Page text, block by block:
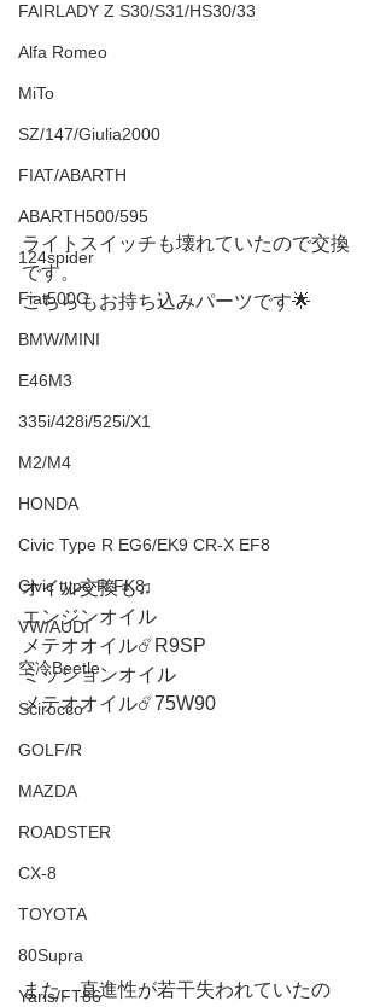
FAIRLADY Z S30/S31/HS30/33
Alfa Romeo
MiTo
SZ/147/Giulia2000
FIAT/ABARTH
ABARTH500/595
124spider
Fiat500C
BMW/MINI
E46M3
335i/428i/525i/X1
M2/M4
HONDA
Civic Type R EG6/EK9 CR-X EF8
Civic type R FK8
VW/AUDI
空冷Beetle
Scirocco
GOLF/R
MAZDA
ROADSTER
CX-8
TOYOTA
80Supra
Yaris/FT86
ライトスイッチも壊れていたので交換
です。
こちらもお持ち込みパーツです🌟
オイル交換も♫
エンジンオイル
メテオオイル☄️R9SP
ミッションオイル
メテオオイル☄️75W90
また、直進性が若干失われていたの